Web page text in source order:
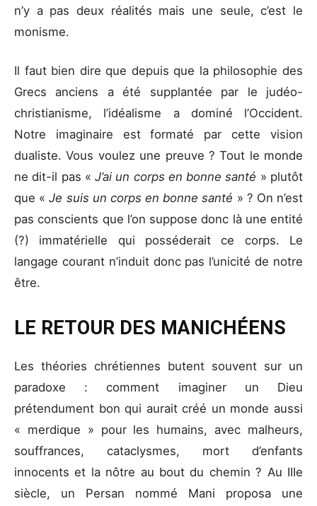
n’y a pas deux réalités mais une seule, c’est le
monisme.
Il faut bien dire que depuis que la philosophie des
Grecs anciens a été supplantée par le judéo-
christianisme, l’idéalisme a dominé l’Occident.
Notre imaginaire est formaté par cette vision
dualiste. Vous voulez une preuve ? Tout le monde
ne dit-il pas «J’ai un corps en bonne santé » plutôt
que «Je suis un corps en bonne santé » ? On n’est
pas conscients que l’on suppose donc là une entité
(?) immatérielle qui posséderait ce corps. Le
langage courant n’induit donc pas l’unicité de notre
être.
LE RETOUR DES MANICHÉENS
Les théories chrétiennes butent souvent sur un
paradoxe : comment imaginer un Dieu
prétendument bon qui aurait créé un monde aussi
« merdique » pour les humains, avec malheurs,
souffrances, cataclysmes, mort d’enfants
innocents et la nôtre au bout du chemin ? Au IIIe
siècle, un Persan nommé Mani proposa une